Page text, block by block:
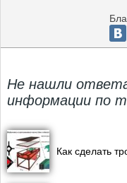
Не нашли
информации по
Как сделать